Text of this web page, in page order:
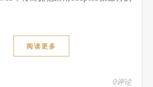
阅读更多
0评论